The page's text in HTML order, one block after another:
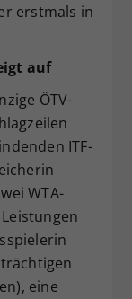
erstmals in
auf
ÖTV-
ITF-
WTA-
eine